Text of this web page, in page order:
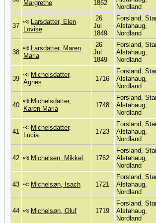
Margrethe
1852
Nordland
37
Larsdatter, Elen
Lovise
26
Jul
1849
Forsland,
Alstahaug,
Nordland
38
Larsdatter, Maren
Maria
26
Jul
1849
Forsland,
Alstahaug,
Nordland
39
Michelsdatter,
Agnes
1716
Forsland,
Alstahaug,
Nordland
40
Michelsdatter,
Karen Maria
1748
Forsland,
Alstahaug,
Nordland
41
Michelsdatter,
Lucia
1723
Forsland,
Alstahaug,
Nordland
42 Michelsen, Mikkel 1762
Forsland,
Alstahaug,
Nordland
43 Michelsøn, Isach 1721
Forsland,
Alstahaug,
Nordland
44 Michelsøn, Oluf 1719
Forsland,
Alstahaug,
Nordland